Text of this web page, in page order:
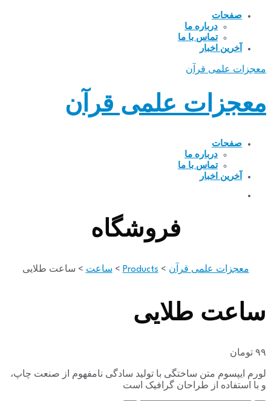
صفحات
درباره ما
تماس با ما
آخرین اخبار
معجزات علمی قرآن
معجزات علمی قرآن
صفحات
درباره ما
تماس با ما
آخرین اخبار
فروشگاه
معجزات علمی قرآن >
Products
> ساعت > ساعت طلایی
ساعت طلایی
۹۹ تومان
لورم ایپسوم متن ساختگی با تولید سادگی نامفهوم از صنعت چاپ،
و با استفاده از طراحان گرافیک است